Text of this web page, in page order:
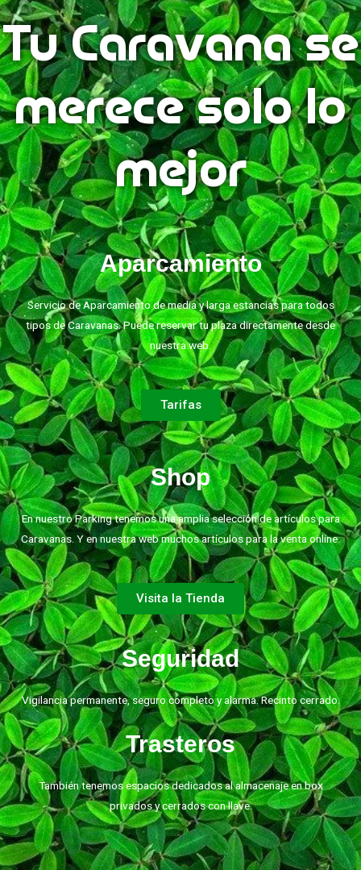
Tu Caravana se
merece solo lo
mejor
Aparcamiento
Servicio de Aparcamiento de media y larga estancias para todos
tipos de Caravanas. Puede reservar tu plaza directamente desde
nuestra web.
Tarifas
Shop
En nuestro Parking tenemos una amplia selección de artículos para
Caravanas. Y en nuestra web muchos artículos para la venta online.
Visita la Tienda
Seguridad
Vigilancia permanente, seguro completo y alarma. Recinto cerrado.
Trasteros
También tenemos espacios dedicados al almacenaje en box
privados y cerrados con llave.